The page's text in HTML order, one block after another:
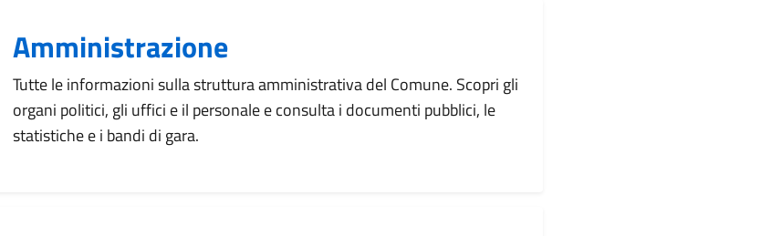
Amministrazione
Tutte le informazioni sulla struttura amministrativa del Comune. Scopri gli
organi politici, gli uffici e il personale e consulta i documenti pubblici, le
statistiche e i bandi di gara.